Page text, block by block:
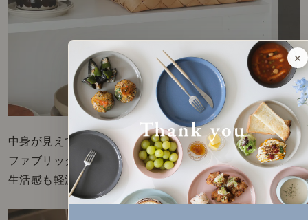
中身が見えて気になる場合は、
ファブリックを掛けておきましょう。
生活感も軽減されます◎
×